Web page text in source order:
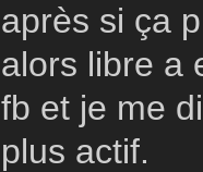
après si ça
alors libre a
fb et je me
plus actif.